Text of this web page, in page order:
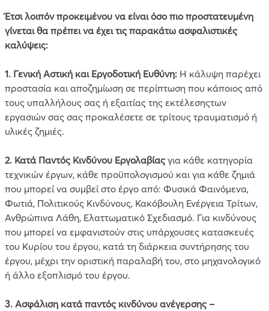
Έτσι λοιπόν προκειμένου να είναι όσο πιο προστατευμένη
γίνεται θα πρέπει να έχει τις παρακάτω ασφαλιστικές
καλύψεις:
1. Γενική Αστική και Εργοδοτική Ευθύνη: Η κάλυψη παρέχει
προστασία και αποζημίωση σε περίπτωση που κάποιος από
τους υπαλλήλους σας ή εξαιτίας της εκτέλεσηςτων
εργασιών σας σας προκαλέσετε σε τρίτους τραυματισμό ή
υλικές ζημιές.
2. Κατά Παντός Κινδύνου Εργολαβίαςγια κάθε κατηγορία
τεχνικών έργων, κάθε προϋπολογισμού και για κάθε ζημιά
που μπορεί να συμβεί στο έργο από: Φυσικά Φαινόμενα,
Φωτιά, Πολιτικούς Κινδύνους, Κακόβουλη Ενέργεια Τρίτων,
Ανθρώπινα Λάθη, Ελαττωματικό Σχεδιασμό. Για κινδύνους
που μπορεί να εμφανιστούν στις υπάρχουσες κατασκευές
του Κυρίου του έργου, κατά τη διάρκεια συντήρησης του
έργου, μέχρι την οριστική παραλαβή του, στο μηχανολογικό
ή άλλο εξοπλισμό του έργου.
3. Ασφάλιση κατά παντός κινδύνου ανέγερσης –